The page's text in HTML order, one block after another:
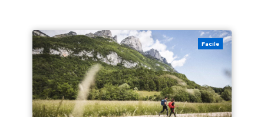
Facile